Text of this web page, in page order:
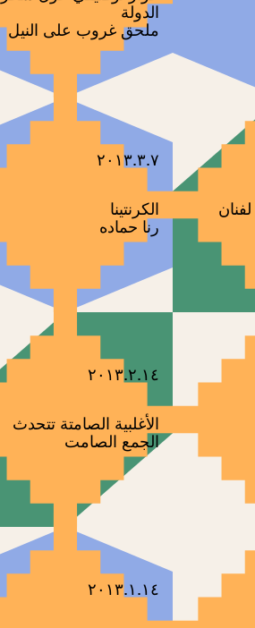
الدولة
ملحق غروب على النيل
٢٠١٣.٣.٧
الكرنتينا
رنا حماده
٢٠١٣.٢.١٤
الأغلبية الصامتة تتحدث
الجمع الصامت
٢٠١٣.١.١٤